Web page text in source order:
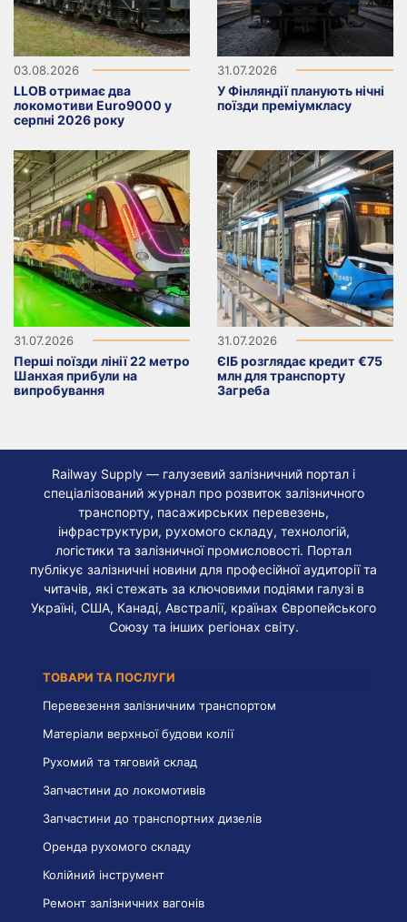
03.08.2026
LLOB отримає два
локомотиви Euro9000 у
серпні 2026 року
31.07.2026
У Фінляндії планують нічні
поїзди преміумкласу
31.07.2026
Перші поїзди лінії 22 метро
Шанхая прибули на
випробування
31.07.2026
ЄІБ розглядає кредит €75
млн для транспорту
Загреба
Railway Supply — галузевий залізничний портал і
спеціалізований журнал про розвиток залізничного
транспорту, пасажирських перевезень,
інфраструктури, рухомого складу, технологій,
логістики та залізничної промисловості. Портал
публікує залізничні новини для професійної аудиторії та
читачів, які стежать за ключовими подіями галузі в
Україні, США, Канаді, Австралії, країнах Європейського
Союзу та інших регіонах світу.
ТОВАРИ ТА ПОСЛУГИ
Перевезення залізничним транспортом
Матеріали верхньої будови колії
Рухомий та тяговий склад
Запчастини до локомотивів
Запчастини до транспортних дизелів
Оренда рухомого складу
Колійний інструмент
Ремонт залізничних вагонів